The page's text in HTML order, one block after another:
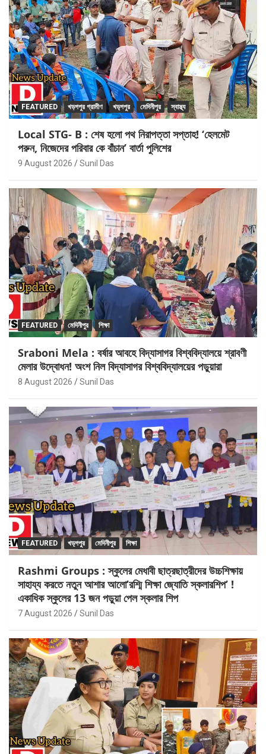
FEATURED খড়গপুর গ্রামীণ খড়্গপুর মেদিনীপুর স্বাস্থ্য
Local STG- B : শেষ হলো পথ নিরাপত্তা সপ্তাহ! ‘হেলমেট
পরুন, নিজেদের পরিবার কে বাঁচান’ বার্তা পুলিশের
9 August 2026 Sunil Das
FEATURED মেদিনীপুর শিক্ষা
Sraboni Mela : বর্ষার আবহে বিদ্যাসাগর বিশ্ববিদ্যালয়ে শ্রাবণী
মেলার উদ্বোধন! অংশ নিল বিদ্যাসাগর বিশ্ববিদ্যালয়ের পড়ুয়ারা
8 August 2026 Sunil Das
FEATURED খড়্গপুর মেদিনীপুর শিক্ষা
Rashmi Groups : স্কুলের মেধাবী ছাত্রছাত্রীদের উচ্চশিক্ষায়
সাহায্য করতে নতুন আশার আলো’রশ্মি শিক্ষা জ্যোতি স্কলারশিপ’ !
একাধিক স্কুলের 13 জন পড়ুয়া পেল স্কলার শিপ
7 August 2026 Sunil Das